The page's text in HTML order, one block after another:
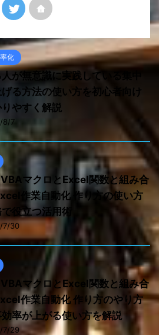
化
が無意識に実践している集中
げる方法の使い方を初心者向け
りやすく解説
8/7
マクロとExcel関数と組み合
作業自動化 作り方の使い方
役立つ活用術
7/30
マクロとExcel関数と組み合
作業自動化 作り方のやり方
率が上がる使い方を解説
7/29